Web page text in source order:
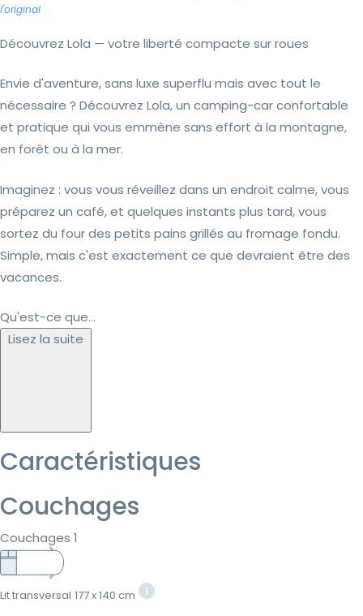
l'original
Découvrez Lola — votre liberté compacte sur roues
Envie d'aventure, sans luxe superflu mais avec tout le
nécessaire ? Découvrez Lola, un camping-car confortable
et pratique qui vous emmène sans effort à la montagne,
en forêt ou à la mer.
Imaginez : vous vous réveillez dans un endroit calme, vous
préparez un café, et quelques instants plus tard, vous
sortez du four des petits pains grillés au fromage fondu.
Simple, mais c'est exactement ce que devraient être des
vacances.
Qu'est-ce que...
Lisez la suite
Caractéristiques
Couchages
Couchages 1
Lit transversal 177 x 140 cm